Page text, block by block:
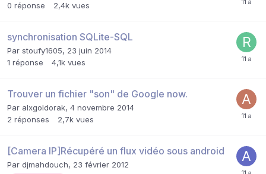
0 réponse 2,4k vues
synchronisation SQLite-SQL
Par stoufy1605, 23 juin 2014
1 réponse 4,1k vues
Trouver un fichier "son" de Google now.
Par alxgoldorak, 4 novembre 2014
2 réponses 2,7k vues
[Camera IP]Récupéré un flux vidéo sous android
Par djmahdouch, 23 février 2012